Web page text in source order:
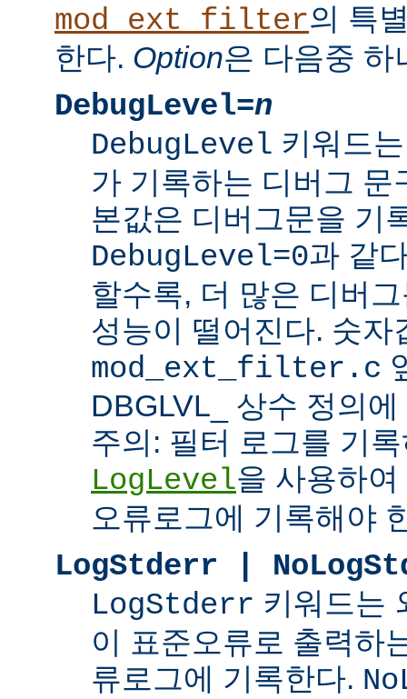
mod_ext_filter의 특
한다. Option은 다음중 하
DebugLevel=n
DebugLevel 키워드
가 기록하는 디버그 문
본값은 디버그문을 기
DebugLevel=0과 같
할수록, 더 많은 디버
성능이 떨어진다. 숫자
mod_ext_filter.c
DBGLVL_ 상수 정의
주의: 필터 로그를 기
LogLevel을 사용하
오류로그에 기록해야
LogStderr |
LogStderr 키워드는
이 표준오류로 출력하
류로그에 기록한다.